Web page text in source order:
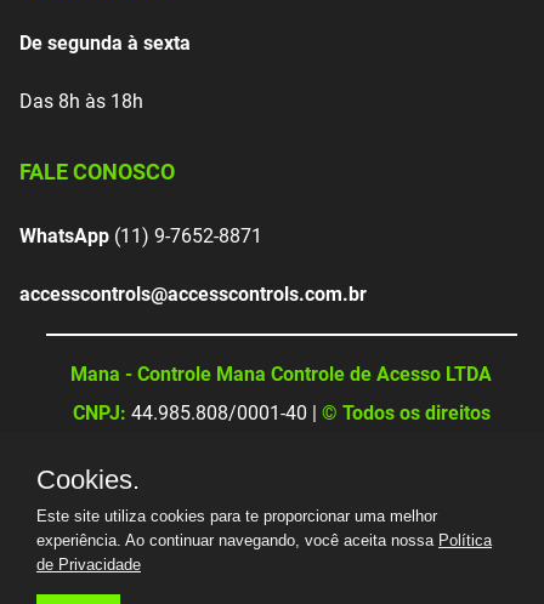
De segunda à sexta
Das 8h às 18h
FALE CONOSCO
WhatsApp (11) 9-7652-8871
accesscontrols@accesscontrols.com.br
Mana - Controle Mana Controle de Acesso LTDA
CNPJ: 44.985.808/0001-40 | © Todos os direitos
Cookies.
Este site utiliza cookies para te proporcionar uma melhor
experiência. Ao continuar navegando, você aceita nossa Política
de Privacidade